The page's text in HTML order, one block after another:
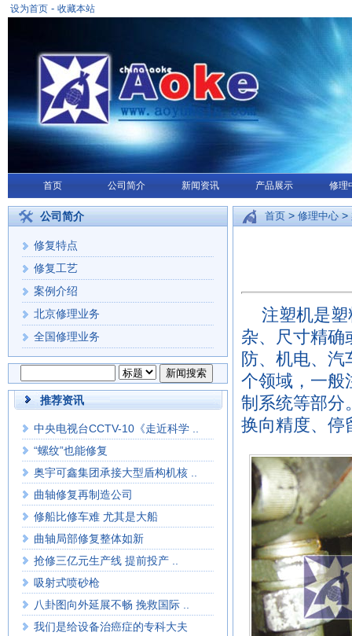
设为首页 - 收藏本站
首页 公司简介 新闻资讯 产品展示 修理
公司简介
修复特点
修复工艺
案例介绍
北京修理业务
全国修理业务
推荐资讯
中央电视台CCTV-10《走近科学 ..
“螺纹”也能修复
奥宇可鑫集团承接大型盾构机核 ..
曲轴修复再制造公司
修船比修车难 尤其是大船
曲轴局部修复整体如新
抢修三亿元生产线 提前投产 ..
吸射式喷砂枪
八卦图向外延展不畅 挽救国际 ..
我们是给设备治癌症的专科大夫
首页 > 修理中心 >
注塑机是
杂、尺寸精确
防、机电、
个领域，一般
制系统等部分
换向精度、停